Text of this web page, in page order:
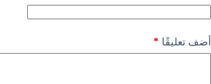
أضف تعليقًا *